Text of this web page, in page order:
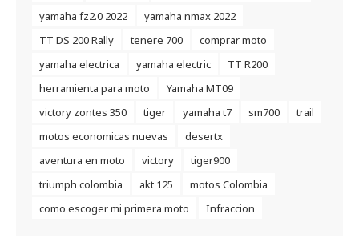
yamaha fz2.0 2022
yamaha nmax 2022
TT DS 200 Rally
tenere 700
comprar moto
yamaha electrica
yamaha electric
TT R200
herramienta para moto
Yamaha MT09
victory zontes 350
tiger yamaha t7 sm700
trail
motos economicas nuevas
desertx
aventura en moto
victory
tiger900
triumph colombia
akt 125
motos Colombia
como escoger mi primera moto
Infraccion